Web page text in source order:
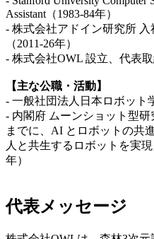
Assistant（1983-84年）
- 株式会社アドイン研究所 入
（2011-26年）
- 株式会社OWL 設立、代表取
【主な公職・活動】
- 一般社団法人日本ロボット
- 内閣府 ムーンショット型
までに、AI とロボットの共
人と共生するロボットを実
年）
代表メッセージ